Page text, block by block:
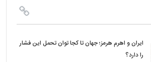
ایران و اهرم هرمز؛ جهان تا کجا توان تحمل این فشار
را دارد؟